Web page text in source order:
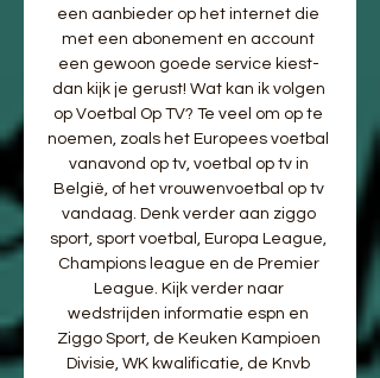
een aanbieder op het internet die
met een abonement en account
een gewoon goede service kiest-
dan kijk je gerust! Wat kan ik volgen
op Voetbal Op TV? Te veel om op te
noemen, zoals het Europees voetbal
vanavond op tv, voetbal op tv in
België, of het vrouwenvoetbal op tv
vandaag. Denk verder aan ziggo
sport, sport voetbal, Europa League,
Champions league en de Premier
League. Kijk verder naar
wedstrijden informatie espn en
Ziggo Sport, de Keuken Kampioen
Divisie, WK kwalificatie, de Knvb